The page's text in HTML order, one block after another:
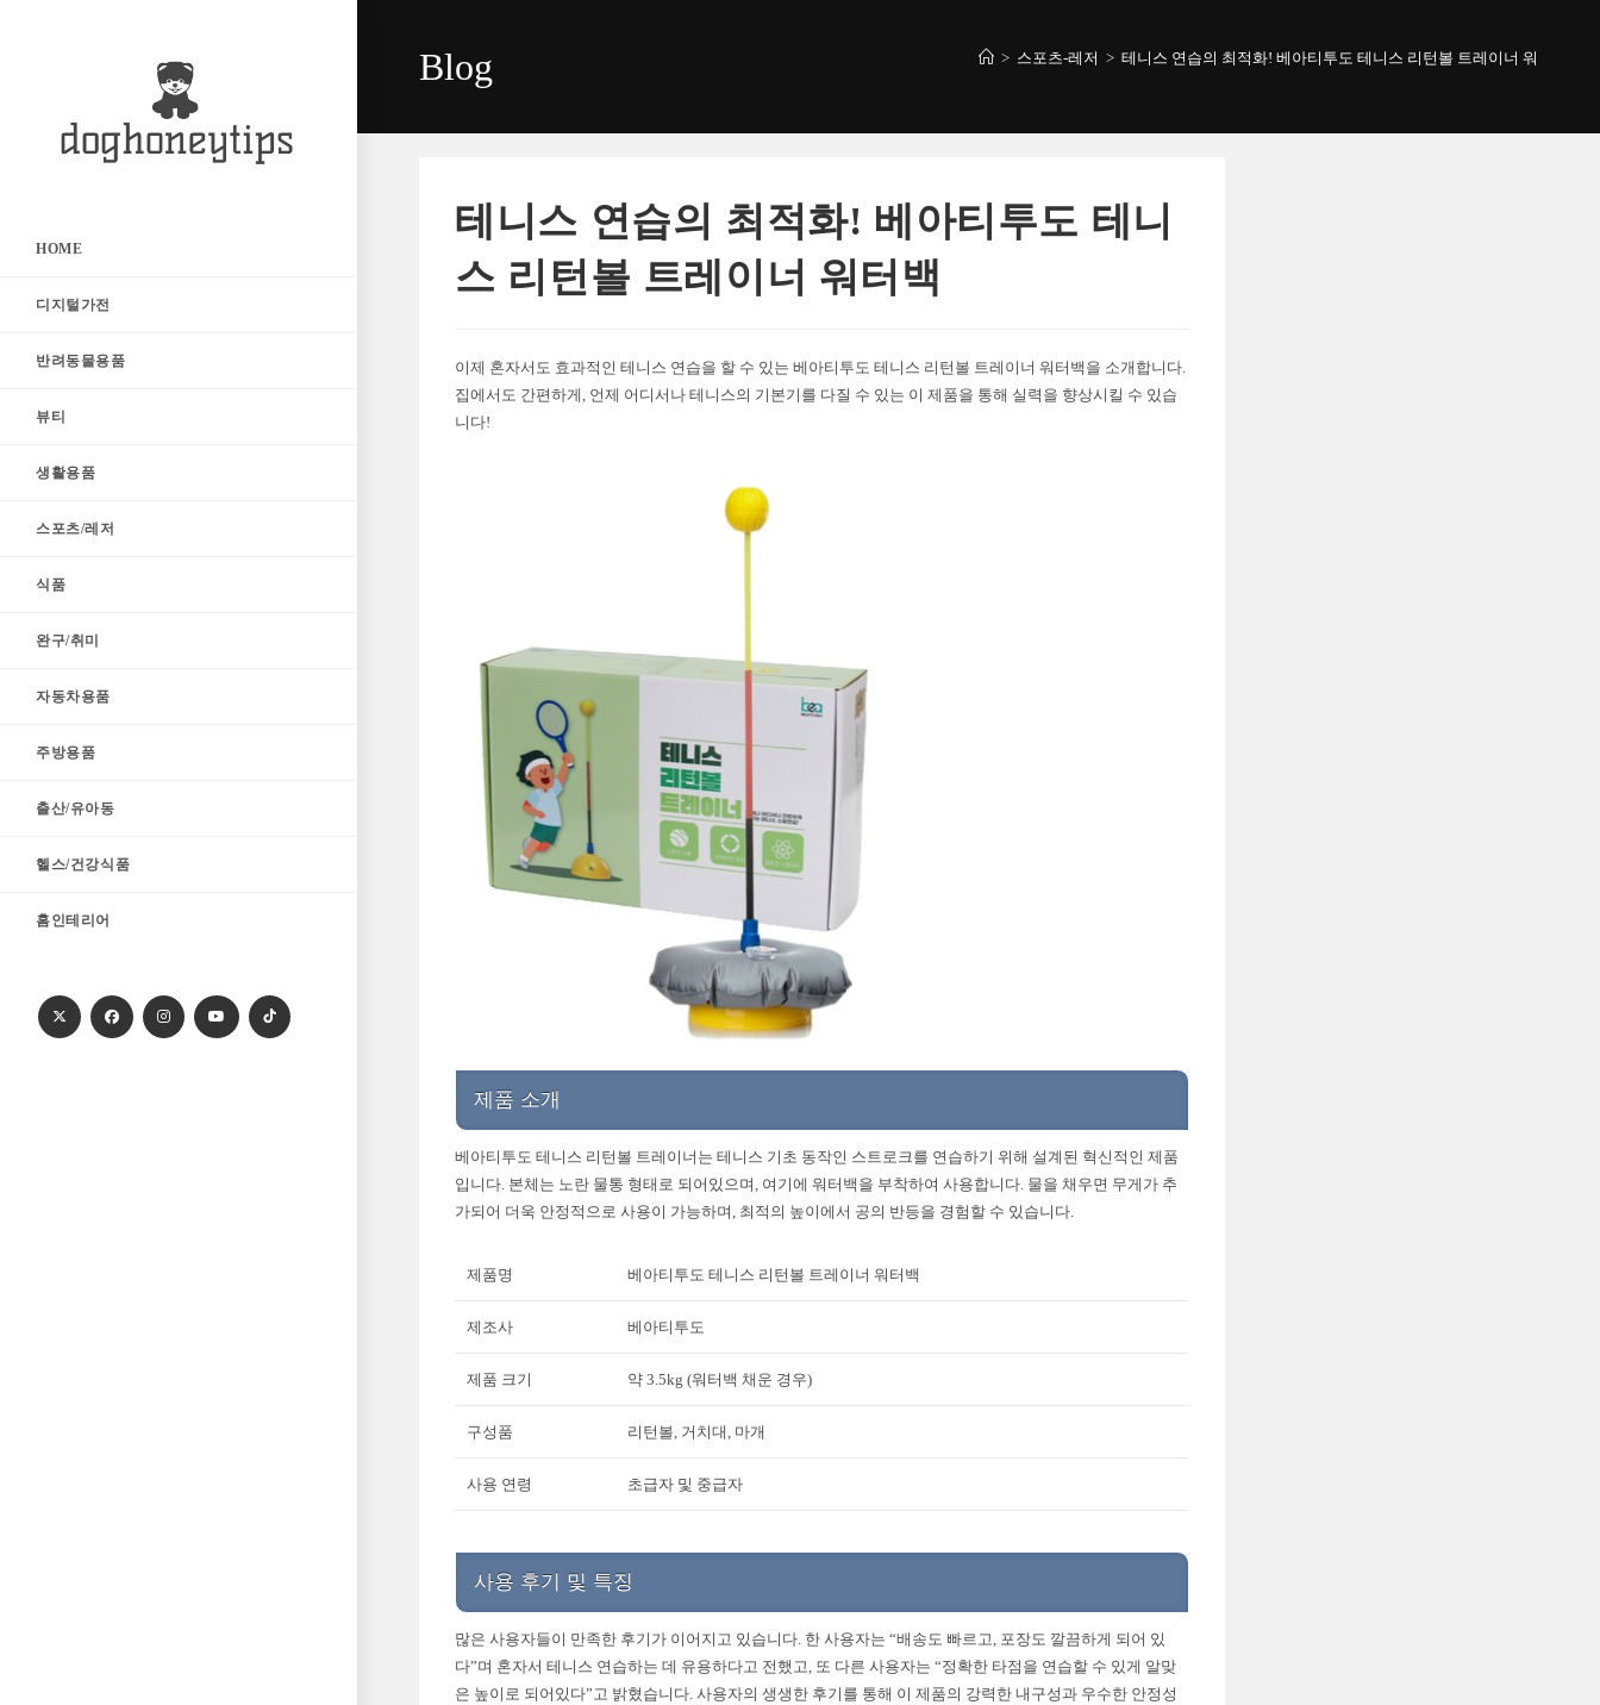
HOME
디지털가전
반려동물용품
뷰티
생활용품
스포츠/레저
식품
완구/취미
자동차용품
주방용품
출산/유아동
헬스/건강식품
홈인테리어
Blog > 스포츠-레저 > 테니스 연습의 최적화! 베아티투도 테니스 리턴볼 트레이너 워터백
테니스 연습의 최적화! 베아티투도 테니
스 리턴볼 트레이너 워터백
이제 혼자서도 효과적인 테니스 연습을 할 수 있는 베아티투도 테니스 리턴볼 트레이너 워터백을 소개합니다.
집에서도 간편하게, 언제 어디서나 테니스의 기본기를 다질 수 있는 이 제품을 통해 실력을 향상시킬 수 있습
니다!
제품 소개
베아티투도 테니스 리턴볼 트레이너는 테니스 기초 동작인 스트로크를 연습하기 위해 설계된 혁신적인 제품
입니다. 본체는 노란 물통 형태로 되어있으며, 여기에 워터백을 부착하여 사용합니다. 물을 채우면 무게가 추
가되어 더욱 안정적으로 사용이 가능하며, 최적의 높이에서 공의 반등을 경험할 수 있습니다.
제품명 베아티투도 테니스 리턴볼 트레이너 워터백
제조사 베아티투도
제품 크기 약 3.5kg (워터백 채운 경우)
구성품 리턴볼, 거치대, 마개
사용 연령 초급자 및 중급자
사용 후기 및 특징
많은 사용자들이 만족한 후기가 이어지고 있습니다. 한 사용자는 “배송도 빠르고, 포장도 깔끔하게 되어 있
다”며 혼자서 테니스 연습하는 데 유용하다고 전했고, 또 다른 사용자는 “정확한 타점을 연습할 수 있게 알맞
은 높이로 되어있다”고 밝혔습니다. 사용자의 생생한 후기를 통해 이 제품의 강력한 내구성과 우수한 안정성